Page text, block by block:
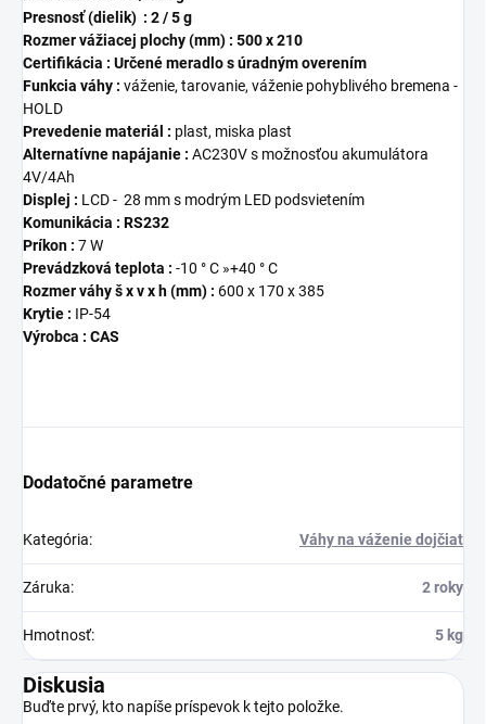
Presnosť (dielik) : 2 / 5 g
Rozmer vážiacej plochy (mm) : 500 x 210
Certifikácia : Určené meradlo s úradným overením
Funkcia váhy : váženie, tarovanie, váženie pohyblivého bremena -
HOLD
Prevedenie materiál : plast, miska plast
Alternatívne napájanie : AC230V s možnosťou akumulátora
4V/4Ah
Displej : LCD - 28 mm s modrým LED podsvietením
Komunikácia : RS232
Príkon : 7 W
Prevádzková teplota : -10 ° C »+40 ° C
Rozmer váhy š x v x h (mm) : 600 x 170 x 385
Krytie : IP-54
Výrobca : CAS
Dodatočné parametre
Kategória: Váhy na váženie dojčiat
Záruka: 2 roky
Hmotnosť: 5 kg
Diskusia
Buďte prvý, kto napíše príspevok k tejto položke.